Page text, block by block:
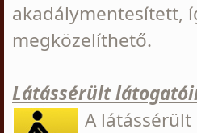
akadálymentesített,
megközelíthető.
Látássérült
A